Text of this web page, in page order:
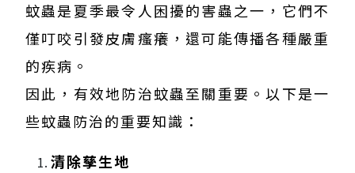
蚊蟲是夏季最令人困擾的害蟲之一，它們不
僅叮咬引發皮膚瘙癢，還可能傳播各種嚴重
的疾病。
因此，有效地防治蚊蟲至關重要。以下是一
些蚊蟲防治的重要知識：
清除孳生地